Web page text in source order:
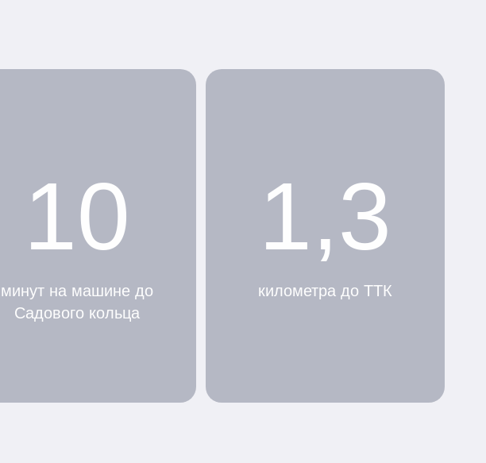
10
минут на машине до
Садового кольца
1,3
километра до ТТК